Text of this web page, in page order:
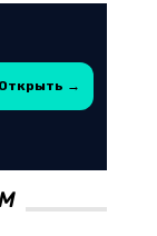
Открыть →